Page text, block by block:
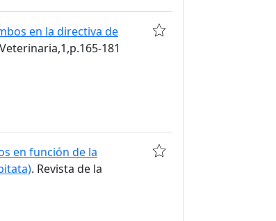
en la directiva de
181
en función de la
. Revista de la